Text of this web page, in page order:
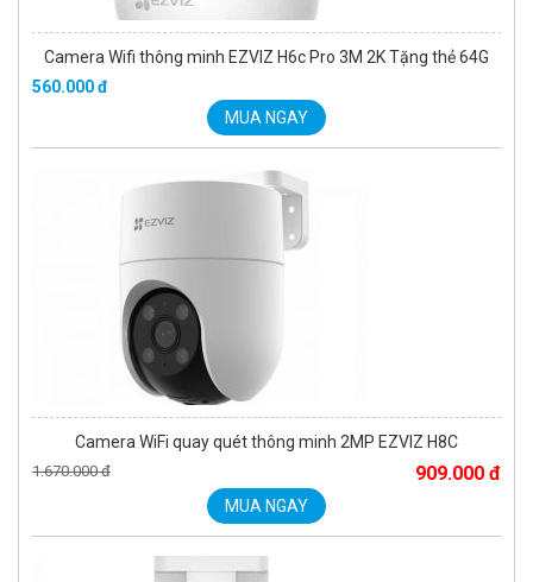
Camera Wifi thông minh EZVIZ H6c Pro 3M 2K Tặng thẻ 64G
560.000 đ
MUA NGAY
Camera WiFi quay quét thông minh 2MP EZVIZ H8C
1.670.000 đ 909.000 đ
MUA NGAY